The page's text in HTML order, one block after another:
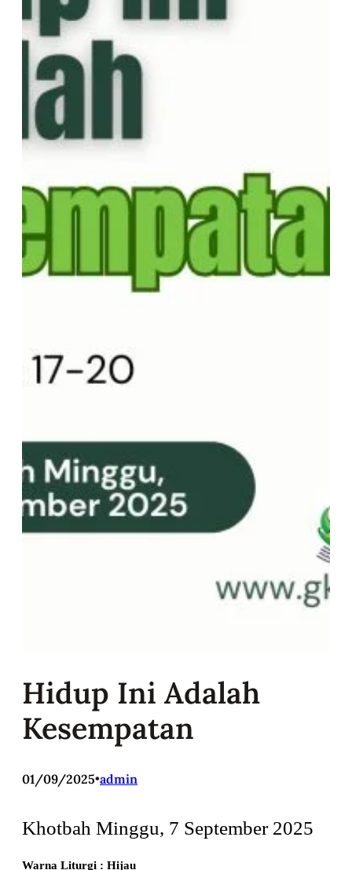
Hidup Ini Adalah
Kesempatan
01/09/2025•admin
Khotbah Minggu, 7 September 2025
Warna Liturgi : Hijau